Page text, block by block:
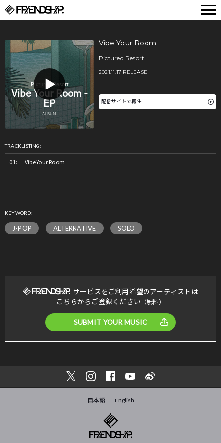
Vibe Your Room
Pictured Resort
2021.11.17 RELEASE
配信サイトで再生
TRACKLISTING:
Vibe Your Room
KEYWORD:
J-POP ALTERNATIVE SOLO
サービスをご利用希望のアーティストは
こちらからご登録ください （無料）
SUBMIT YOUR MUSIC
日本語 English